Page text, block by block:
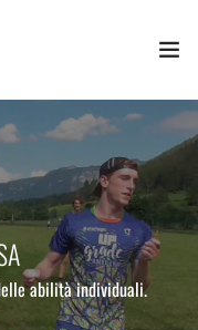
abilità individuali.